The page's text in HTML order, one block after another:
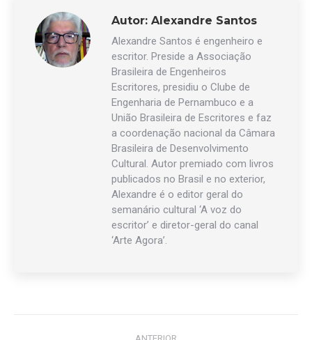
Autor: Alexandre Santos
Alexandre Santos é engenheiro e
escritor. Preside a Associação
Brasileira de Engenheiros
Escritores, presidiu o Clube de
Engenharia de Pernambuco e a
União Brasileira de Escritores e faz
a coordenação nacional da Câmara
Brasileira de Desenvolvimento
Cultural. Autor premiado com livros
publicados no Brasil e no exterior,
Alexandre é o editor geral do
semanário cultural ‘A voz do
escritor’ e diretor-geral do canal
‘Arte Agora’.
Navegação